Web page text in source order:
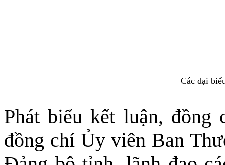
Các đại
Phát biểu kết luận,
đồng chí Ủy viên Ban